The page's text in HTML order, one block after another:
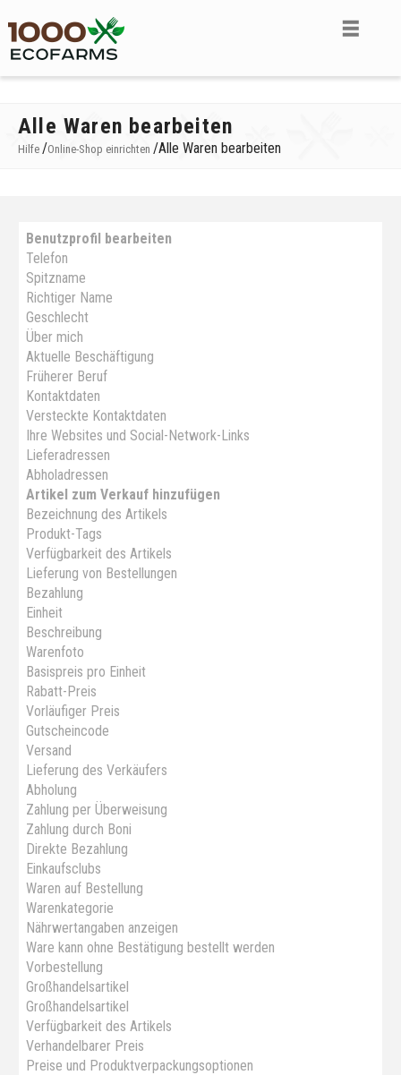
Alle Waren bearbeiten
Hilfe /Online-Shop einrichten /Alle Waren bearbeiten
Benutzprofil bearbeiten
Telefon
Spitzname
Richtiger Name
Geschlecht
Über mich
Aktuelle Beschäftigung
Früherer Beruf
Kontaktdaten
Versteckte Kontaktdaten
Ihre Websites und Social-Network-Links
Lieferadressen
Abholadressen
Artikel zum Verkauf hinzufügen
Bezeichnung des Artikels
Produkt-Tags
Verfügbarkeit des Artikels
Lieferung von Bestellungen
Bezahlung
Einheit
Beschreibung
Warenfoto
Basispreis pro Einheit
Rabatt-Preis
Vorläufiger Preis
Gutscheincode
Versand
Lieferung des Verkäufers
Abholung
Zahlung per Überweisung
Zahlung durch Boni
Direkte Bezahlung
Einkaufsclubs
Waren auf Bestellung
Warenkategorie
Nährwertangaben anzeigen
Ware kann ohne Bestätigung bestellt werden
Vorbestellung
Großhandelsartikel
Großhandelsartikel
Verfügbarkeit des Artikels
Verhandelbarer Preis
Preise und Produktverpackungsoptionen